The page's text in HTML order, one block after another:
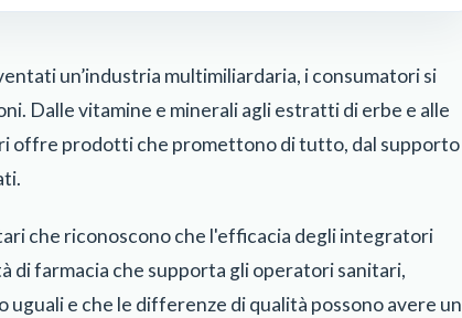
un’industria multimiliardaria, i consumatori si
Dalle vitamine e minerali agli estratti di erbe e alle
offre prodotti che promettono di tutto, dal supporto
che riconoscono che l'efficacia degli integratori
di farmacia che supporta gli operatori sanitari,
e che le differenze di qualità possono avere un